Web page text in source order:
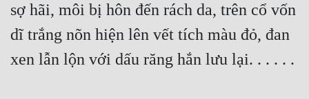
sợ hãi, môi bị hôn đến rách da, trên cổ vốn
dĩ trắng nõn hiện lên vết tích màu đỏ, đan
xen lẫn lộn với dấu răng hắn lưu lại. . . . . .